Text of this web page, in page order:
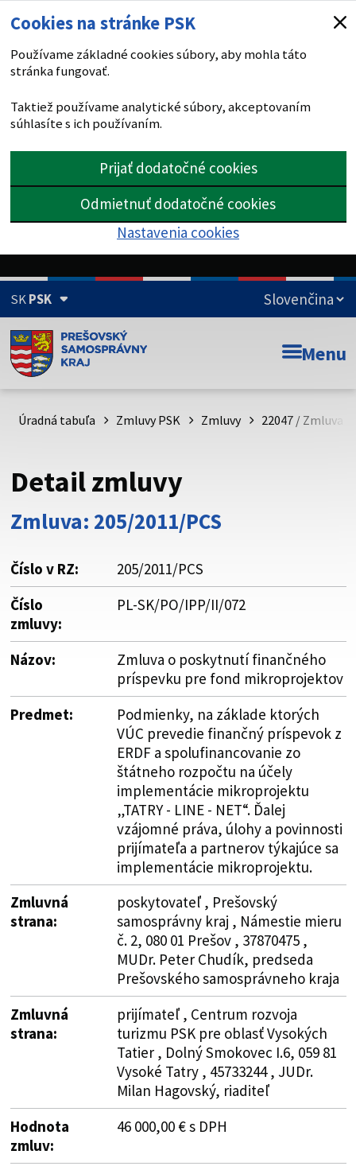
Cookies na stránke PSK
Používame základné cookies súbory, aby mohla táto
stránka fungovať.
Taktiež používame analytické súbory, akceptovaním
súhlasíte s ich používaním.
Prijať dodatočné cookies
Odmietnuť dodatočné cookies
Nastavenia cookies
SKPSK
Doména psk.sk je oficiálna
Toto je oficiálna webová stránka Prešovského
psk.sk.
Buďte pozorní a vždy sa uistite, že zdieľate informácie iba
cez zabezpečenú webovú stránku. Zabezpečená stránka
vždy začína https:// pred názvom domény webového sídla.
Menu
Úradná tabuľa Zmluvy PSK Zmluvy 22047 / Zmluva
Detail zmluvy
Zmluva: 205/2011/PCS
Číslo v RZ:
205/2011/PCS
Číslo
zmluvy:
PL-SK/PO/IPP/II/072
Názov:
Zmluva o poskytnutí finančného
príspevku pre fond mikroprojektov
Predmet:
Podmienky, na základe ktorých
VÚC prevedie finančný príspevok z
ERDF a spolufinancovanie zo
štátneho rozpočtu na účely
implementácie mikroprojektu
„TATRY - LINE - NET“. Ďalej
vzájomné práva, úlohy a povinnosti
prijímateľa a partnerov týkajúce sa
implementácie mikroprojektu.
Zmluvná
strana:
poskytovateľ , Prešovský
samosprávny kraj , Námestie mieru
č. 2, 080 01 Prešov , 37870475 ,
MUDr. Peter Chudík, predseda
Prešovského samosprávneho kraja
Zmluvná
strana:
prijímateľ , Centrum rozvoja
turizmu PSK pre oblasť Vysokých
Tatier , Dolný Smokovec I.6, 059 81
Vysoké Tatry , 45733244 , JUDr.
Milan Hagovský, riaditeľ
Hodnota
zmluv:
46 000,00 € s DPH